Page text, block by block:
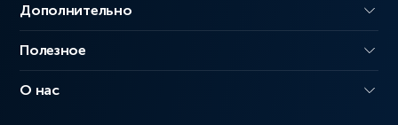
Дополнительно
Полезное
О нас